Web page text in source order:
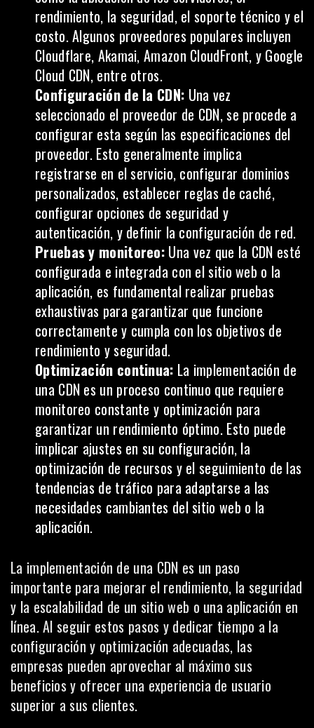
rendimiento, la seguridad, el soporte técnico y el
costo. Algunos proveedores populares incluyen
Cloudflare, Akamai, Amazon CloudFront, y Google
Cloud CDN, entre otros.
Configuración de la CDN: Una vez
seleccionado el proveedor de CDN, se procede a
configurar esta según las especificaciones del
proveedor. Esto generalmente implica
registrarse en el servicio, configurar dominios
personalizados, establecer reglas de caché,
configurar opciones de seguridad y
autenticación, y definir la configuración de red.
Pruebas y monitoreo: Una vez que la CDN esté
configurada e integrada con el sitio web o la
aplicación, es fundamental realizar pruebas
exhaustivas para garantizar que funcione
correctamente y cumpla con los objetivos de
rendimiento y seguridad.
Optimización continua: La implementación de
una CDN es un proceso continuo que requiere
monitoreo constante y optimización para
garantizar un rendimiento óptimo. Esto puede
implicar ajustes en su configuración, la
optimización de recursos y el seguimiento de las
tendencias de tráfico para adaptarse a las
necesidades cambiantes del sitio web o la
aplicación.
La implementación de una CDN es un paso
importante para mejorar el rendimiento, la seguridad
y la escalabilidad de un sitio web o una aplicación en
línea. Al seguir estos pasos y dedicar tiempo a la
configuración y optimización adecuadas, las
empresas pueden aprovechar al máximo sus
beneficios y ofrecer una experiencia de usuario
superior a sus clientes.